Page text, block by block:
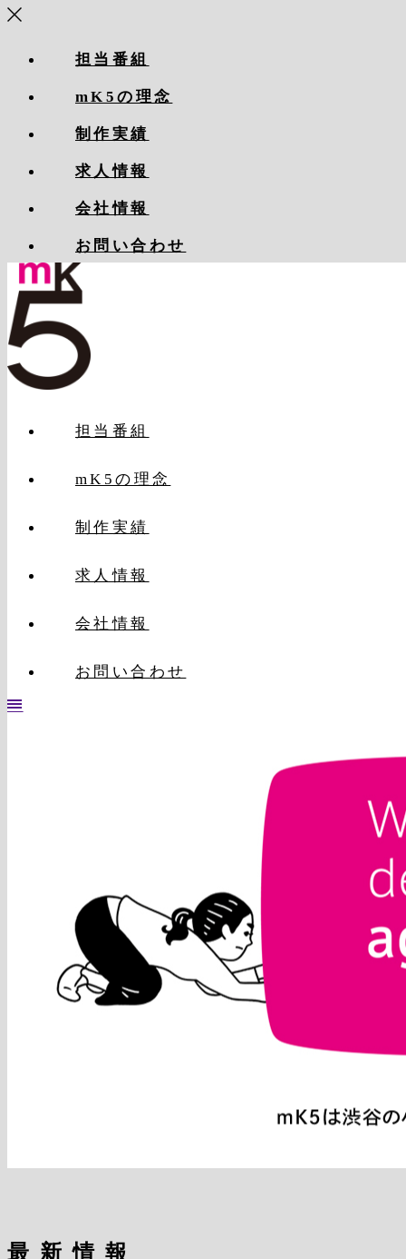
担当番組
mK5の理念
制作実績
求人情報
会社情報
お問い合わせ
株式会社mK5
おなまえ』などの実績も。
担当番組
mK5の理念
制作実績
求人情報
会社情報
お問い合わせ
最新情報